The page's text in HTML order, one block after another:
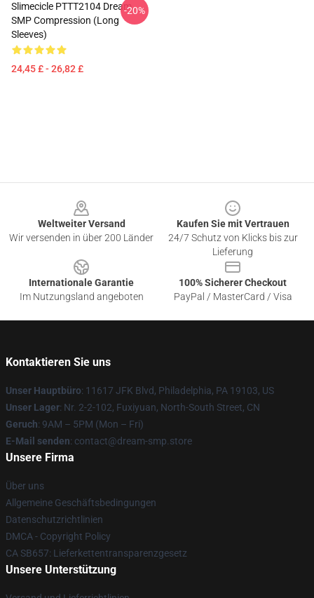
Slimecicle PTTT2104 Dream
SMP Compression (long
Sleeves)
24,45 £ - 26,82 £
-20%
Weltweiter Versand
Wir versenden in über 200 Länder
Kaufen Sie mit Vertrauen
24/7 Schutz von Klicks bis zur
Lieferung
Internationale Garantie
Im Nutzungsland angeboten
100% Sicherer Checkout
PayPal / MasterCard / Visa
Kontaktieren Sie uns
Unser Hauptbüro: 11617 JFK Blvd, Philadelphia, PA 19103, US
Unser Lager: Nr. 2-2-102, Fuxiyuan, North-South Street, CN
Geruch: 9AM – 5PM (Mon – Fri)
E-Mail senden: contact@dream-smp.store
Unsere Firma
Über uns
Allgemeine Geschäftsbedingungen
Datenschutzrichtlinien
DMCA - Copyright Policy
CA SB657: Lieferkettentransparenzgesetz
Unsere Unterstützung